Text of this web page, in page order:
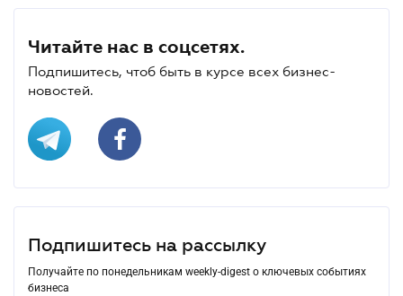
Читайте нас в соцсетях.
Подпишитесь, чтоб быть в курсе всех бизнес-
новостей.
Подпишитесь на рассылку
Получайте по понедельникам weekly-digest о ключевых событиях
бизнеса